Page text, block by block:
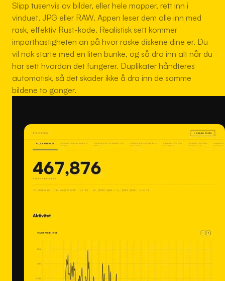
Slipp tusenvis av bilder, eller hele mapper, rett inn i
vinduet, JPG eller RAW. Appen leser dem alle inn med
rask, effektiv Rust-kode. Realistisk sett kommer
importhastigheten an på hvor raske diskene dine er. Du
vil nok starte med en liten bunke, og så dra inn alt når du
har sett hvordan det fungerer. Duplikater håndteres
automatisk, så det skader ikke å dra inn de samme
bildene to ganger.